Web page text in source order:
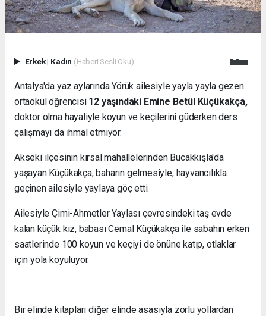
Erkek| Kadın (Haberi Sesli Oku)
Antalya'da yaz aylarında Yörük ailesiyle yayla yayla gezen
ortaokul öğrencisi 12 yaşındaki Emine Betül Küçükakça,
doktor olma hayaliyle koyun ve keçilerini güderken ders
çalışmayı da ihmal etmiyor.
Akseki ilçesinin kırsal mahallelerinden Bucakkışla'da
yaşayan Küçükakça, baharın gelmesiyle, hayvancılıkla
geçinen ailesiyle yaylaya göç etti.
Ailesiyle Çimi-Ahmetler Yaylası çevresindeki taş evde
kalan küçük kız, babası Cemal Küçükakça ile sabahın erken
saatlerinde 100 koyun ve keçiyi de önüne katıp, otlaklar
için yola koyuluyor.
Bir elinde kitapları diğer elinde asasıyla zorlu yollardan